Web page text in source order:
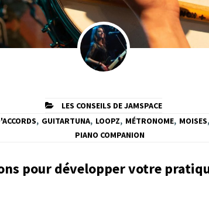
LES CONSEILS DE JAMSPACE
, GUITARTUNA, LOOPZ, MÉTRONOME, MOISES,
PIANO COMPANION
pour développer votre